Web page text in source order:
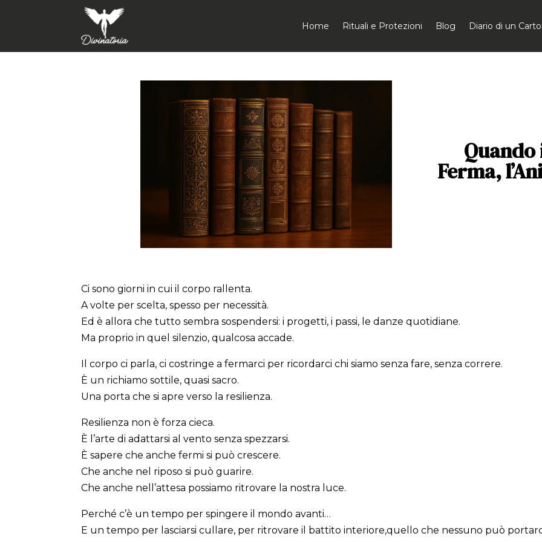
Home Rituali e Protezioni Blog Diario di un
Ferma,
Ci sono giorni in cui il corpo rallenta.
A volte per scelta, spesso per necessità.
Ed è allora che tutto sembra sospendersi: i progetti, i passi, le danze quotidiane.
Ma proprio in quel silenzio, qualcosa accade.
Il corpo ci parla, ci costringe a fermarci per ricordarci chi siamo senza fare, senza correre.
È un richiamo sottile, quasi sacro.
Una porta che si apre verso la resilienza.
Resilienza non è forza cieca.
È l’arte di adattarsi al vento senza spezzarsi.
È sapere che anche fermi si può crescere.
Che anche nel riposo si può guarire.
Che anche nell’attesa possiamo ritrovare la nostra luce.
Perché c’è un tempo per spingere il mondo avanti…
E un tempo per lasciarsi cullare, per ritrovare il battito interiore,quello che nessuno può